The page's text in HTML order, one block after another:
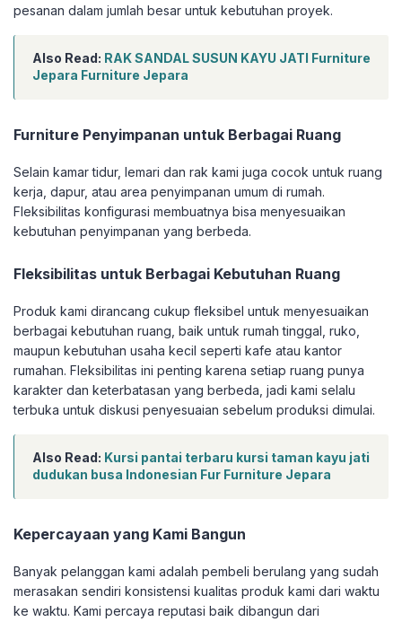
pesanan dalam jumlah besar untuk kebutuhan proyek.
Also Read: RAK SANDAL SUSUN KAYU JATI Furniture
Jepara Furniture Jepara
Furniture Penyimpanan untuk Berbagai Ruang
Selain kamar tidur, lemari dan rak kami juga cocok untuk ruang
kerja, dapur, atau area penyimpanan umum di rumah.
Fleksibilitas konfigurasi membuatnya bisa menyesuaikan
kebutuhan penyimpanan yang berbeda.
Fleksibilitas untuk Berbagai Kebutuhan Ruang
Produk kami dirancang cukup fleksibel untuk menyesuaikan
berbagai kebutuhan ruang, baik untuk rumah tinggal, ruko,
maupun kebutuhan usaha kecil seperti kafe atau kantor
rumahan. Fleksibilitas ini penting karena setiap ruang punya
karakter dan keterbatasan yang berbeda, jadi kami selalu
terbuka untuk diskusi penyesuaian sebelum produksi dimulai.
Also Read: Kursi pantai terbaru kursi taman kayu jati
dudukan busa Indonesian Fur Furniture Jepara
Kepercayaan yang Kami Bangun
Banyak pelanggan kami adalah pembeli berulang yang sudah
merasakan sendiri konsistensi kualitas produk kami dari waktu
ke waktu. Kami percaya reputasi baik dibangun dari